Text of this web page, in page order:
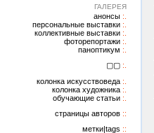
ГАЛЕРЕЯ
анонсы
персональные выставки
коллективные выставки
фоторепортажи
паноптикум
▢▢
колонка искусствоведа
колонка художника
обучающие статьи
страницы авторов
метки|tags